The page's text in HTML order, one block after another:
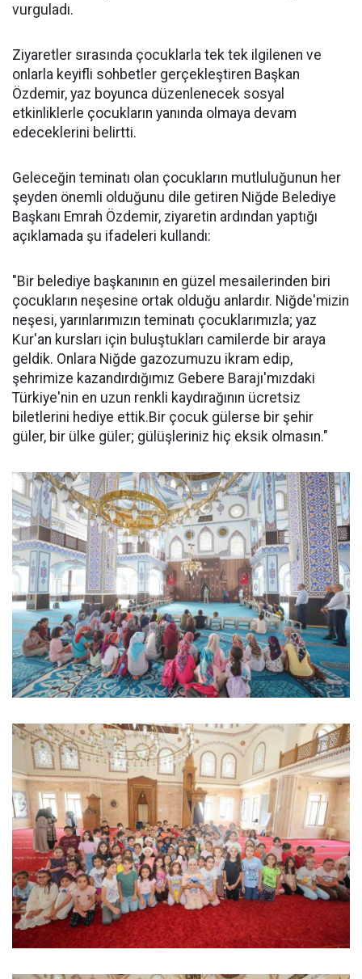
vurguladı.
Ziyaretler sırasında çocuklarla tek tek ilgilenen ve
onlarla keyifli sohbetler gerçekleştiren Başkan
Özdemir, yaz boyunca düzenlenecek sosyal
etkinliklerle çocukların yanında olmaya devam
edeceklerini belirtti.
Geleceğin teminatı olan çocukların mutluluğunun her
şeyden önemli olduğunu dile getiren Niğde Belediye
Başkanı Emrah Özdemir, ziyaretin ardından yaptığı
açıklamada şu ifadeleri kullandı:
"Bir belediye başkanının en güzel mesailerinden biri
çocukların neşesine ortak olduğu anlardır. Niğde'mizin
neşesi, yarınlarımızın teminatı çocuklarımızla; yaz
Kur'an kursları için buluştukları camilerde bir araya
geldik. Onlara Niğde gazozumuzu ikram edip,
şehrimize kazandırdığımız Gebere Barajı'mızdaki
Türkiye'nin en uzun renkli kaydırağının ücretsiz
biletlerini hediye ettik.Bir çocuk gülerse bir şehir
güler, bir ülke güler; gülüşleriniz hiç eksik olmasın."